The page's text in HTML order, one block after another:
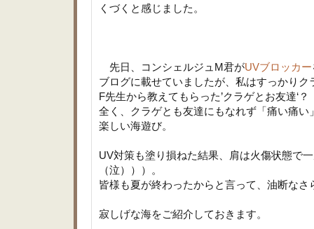
くづくと感じました。
先日、コンシェルジュM君がUVブロッカー
ブログに載せていましたが、私はすっかりク
F先生から教えてもらった’クラゲとお友達‘？
全く、クラゲとも友達にもなれず「痛い痛い
楽しい海遊び。
UV対策も塗り損ねた結果、肩は火傷状態で
（泣）））。
皆様も夏が終わったからと言って、油断な
寂しげな海をご紹介しておきます。